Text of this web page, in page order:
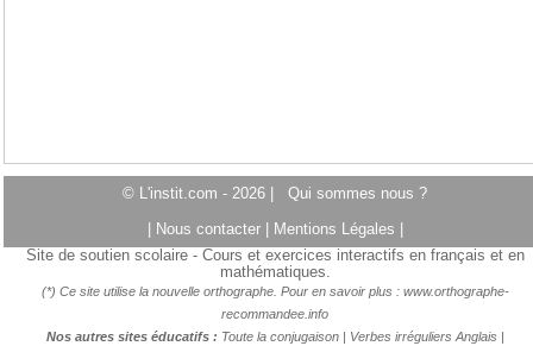
© L'instit.com - 2026 | Qui sommes nous ?
Nous contacter Mentions Légales
Site de soutien scolaire - Cours et exercices interactifs en français et en
mathématiques.
(*) Ce site utilise la nouvelle orthographe. Pour en savoir plus : www.orthographe-
recommandee.info
Nos autres sites éducatifs : Toute la conjugaison| Verbes irréguliers Anglais |